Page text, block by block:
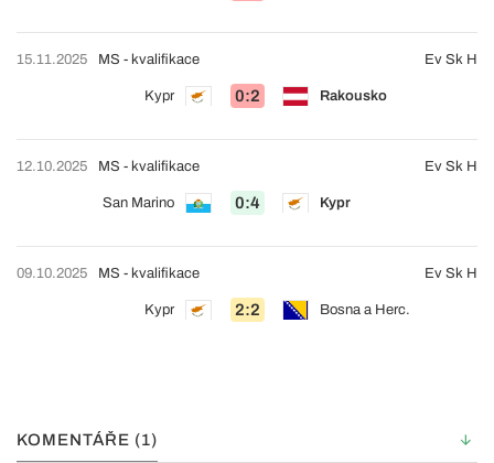
15.11.2025
Kypr 0:2 Rakousko
MS - kvalifikace Ev Sk H
12.10.2025
San Marino 0:4 Kypr
MS - kvalifikace Ev Sk H
09.10.2025
Kypr 2:2 Bosna a Herc.
MS - kvalifikace Ev Sk H
KOMENTÁŘE (1)